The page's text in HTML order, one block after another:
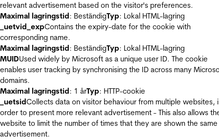
relevant advertisement based on the visitor's preferences.
Maximal lagringstid: BeständigTyp: Lokal HTML-lagring
_uetvid_expContains the expiry-date for the cookie with
corresponding name.
Maximal lagringstid: BeständigTyp: Lokal HTML-lagring
MUIDUsed widely by Microsoft as a unique user ID. The cookie
enables user tracking by synchronising the ID across many
domains.
Maximal lagringstid: 1 årTyp: HTTP-cookie
_uetsidCollects data on visitor behaviour from multiple websites,
order to present more relevant advertisement - This also allows
website to limit the number of times that they are shown the same
advertisement.